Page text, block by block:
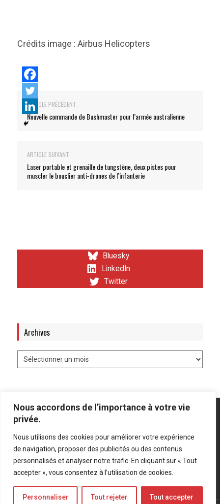
Nous accordons de l’importance à votre vie
privée.
Nous utilisons des cookies pour améliorer votre expérience
de navigation, proposer des publicités ou des contenus
personnalisés et analyser notre trafic. En cliquant sur « Tout
accepter », vous consentez à l’utilisation de cookies.
Personnaliser Tout rejeter Tout accepter
Crédits image : Airbus Helicopters
ARTICLE PRÉCÉDENT
Nouvelle commande de Bushmaster pour l’armée australienne
ARTICLE SUIVANT
Laser portable et grenaille de tungstène, deux pistes pour
muscler le bouclier anti-drones de l’infanterie
Bluesky
LinkedIn
Twitter
Archives
Mentions légales Politique de confidentialité
Bluesky
LinkedIn
Twitter